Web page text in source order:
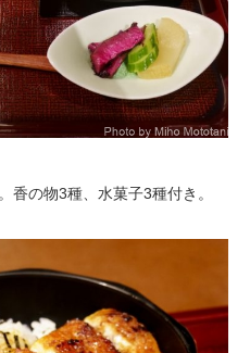
香の物3種、水菓子3種付き。